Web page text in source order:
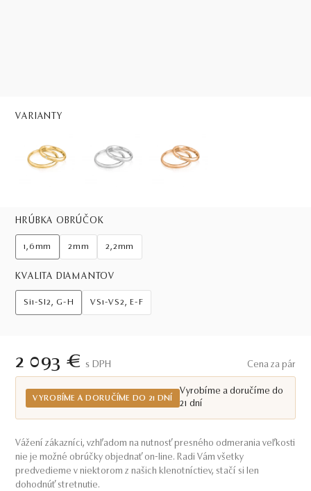
VARIANTY
HRÚBKA OBRÚČOK
1,6mm 2mm 2,2mm
KVALITA DIAMANTOV
Si1-SI2, G-H VS1-VS2, E-F
2 093 € S DPH Cena za pár
VYROBÍME A DORUČÍME DO 21 DNÍ
Vyrobíme a doručíme do
21 dní
Vážení zákazníci, vzhľadom na nutnosť presného odmerania veľkosti
nie je možné obrúčky objednať on-line. Radi Vám všetky
predvedieme v niektorom z našich klenotníctiev, stačí si len
dohodnúť stretnutie.